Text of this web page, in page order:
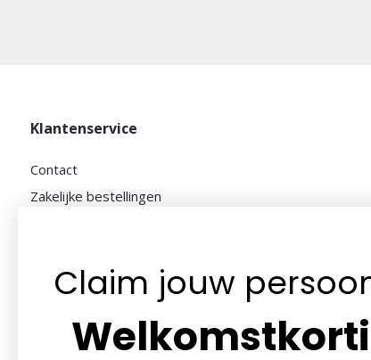
Klantenservice
Contact
Zakelijke bestellingen
Betaalmethoden
Klantenservice
Claim jouw